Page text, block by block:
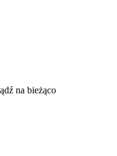
na bieżąco